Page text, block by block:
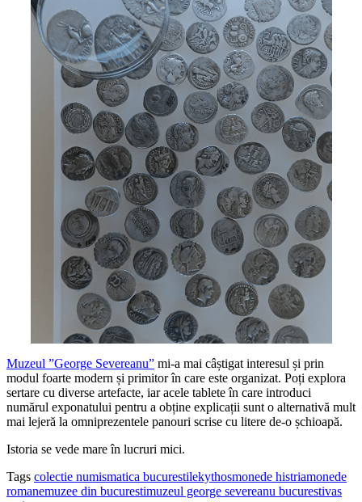
Muzeul ”George Severeanu” mi-a mai câștigat interesul și prin
modul foarte modern și primitor în care este organizat. Poți explora
sertare cu diverse artefacte, iar acele tablete în care introduci
numărul exponatului pentru a obține explicații sunt o alternativă mult
mai lejeră la omniprezentele panouri scrise cu litere de-o șchioapă.
Istoria se vede mare în lucruri mici.
Tags colectie numismatica bucurestilekythosmonede histriamonede
romanemuzee din bucurestimuzeul george severeanu bucurestivas